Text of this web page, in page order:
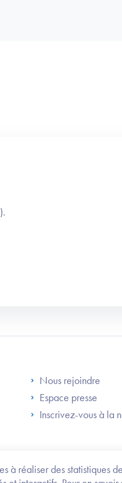
réaliser des statistiques
Footer Left
Nous rejoindre
Espace presse
Inscrivez-vous à la